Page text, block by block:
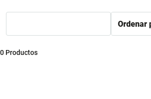
0 Productos